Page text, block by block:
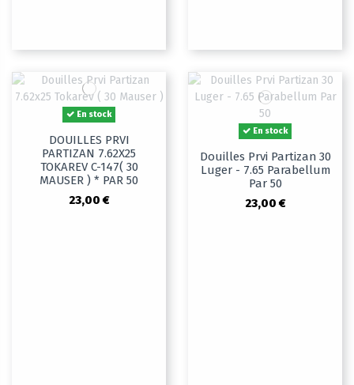
En stock
DOUILLES PRVI
PARTIZAN 7.62X25
TOKAREV C-147( 30
MAUSER ) * PAR 50
23,00 €
En stock
Douilles Prvi Partizan 30
Luger - 7.65 Parabellum
Par 50
23,00 €